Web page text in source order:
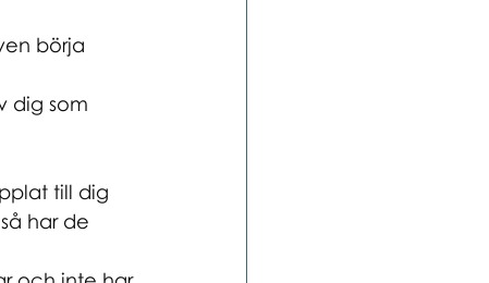
börja
dig som
till dig
har de